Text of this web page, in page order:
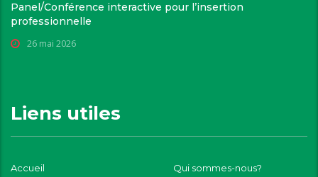
Panel/Conférence interactive pour l’insertion
professionnelle
26 mai 2026
Liens utiles
Accueil Qui sommes-nous?